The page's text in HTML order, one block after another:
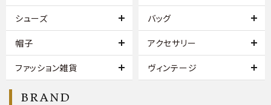
シューズ バッグ
帽子 アクセサリー
ファッション雑貨 ヴィンテージ
BRAND